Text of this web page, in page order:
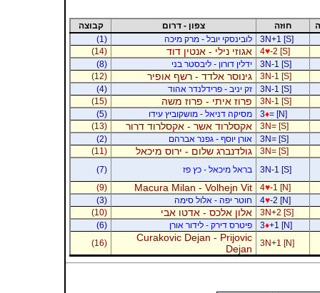
חוזה צפון - דרום
קבוצה
3N+1 [S]
לובינסקי יובל - מרק מיכה
(1)
4♥-2 [S] אגוזי נילי - אנטין דוד
(14)
3N-1 [S]
ידלין דורון - ליבסטר בני
(8)
3N-1 [S]
גינוסר אלדד - רשף אופיר
(12)
3N-1 [S]
זק יניב - פרידלנדר אהוד
(4)
3N-1 [S]
פרוז איתי - פרוז משה
(15)
3♦= [N] מסיקה דניאל - מושקוביץ עידו
(5)
3N= [S]
אקסלרוד אשר - אקסלרוד דרור
(13)
3N= [S]
אורן יוסף - גפנר אברהם
(2)
3N= [S]
גולדנברג שלום - ירוס מיכאל
(11)
3N-1 [S]
בראל מיכאל - כץ פז
(7)
4♥-1 [N]
Macura Milan - Volhejn Vit
(9)
4♥-2 [N] חוטר יפה - אלול סימה
(3)
3N+2 [S]
אלון אלכס - אדטו אבי
(10)
3♦+1 [N] פיטרס דירק - לידור אורן
(6)
3N+1 [N]
Curakovic Dejan - Prijovic
Dejan
(16)